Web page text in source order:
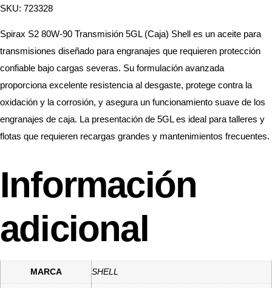
SKU: 723328
Spirax S2 80W-90 Transmisión 5GL (Caja) Shell es un aceite para
transmisiones diseñado para engranajes que requieren protección
confiable bajo cargas severas. Su formulación avanzada
proporciona excelente resistencia al desgaste, protege contra la
oxidación y la corrosión, y asegura un funcionamiento suave de los
engranajes de caja. La presentación de 5GL es ideal para talleres y
flotas que requieren recargas grandes y mantenimientos frecuentes.
Información
adicional
MARCA SHELL